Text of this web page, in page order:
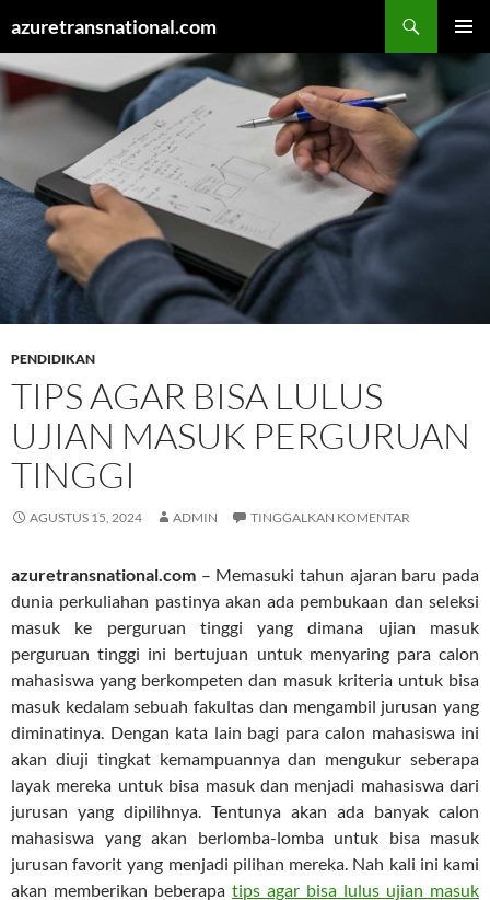
azuretransnational.com
MENU
KE
PENDIDIKAN
TIPS AGAR BISA LULUS
UJIAN MASUK PERGURUAN
TINGGI
AGUSTUS 15, 2024 ADMIN TINGGALKAN KOMENTAR
azuretransnational.com – Memasuki tahun ajaran baru pada
dunia perkuliahan pastinya akan ada pembukaan dan seleksi
masuk ke perguruan tinggi yang dimana ujian masuk
perguruan tinggi ini bertujuan untuk menyaring para calon
mahasiswa yang berkompeten dan masuk kriteria untuk bisa
masuk kedalam sebuah fakultas dan mengambil jurusan yang
diminatinya. Dengan kata lain bagi para calon mahasiswa ini
akan diuji tingkat kemampuannya dan mengukur seberapa
layak mereka untuk bisa masuk dan menjadi mahasiswa dari
jurusan yang dipilihnya. Tentunya akan ada banyak calon
mahasiswa yang akan berlomba-lomba untuk bisa masuk
jurusan favorit yang menjadi pilihan mereka. Nah kali ini kami
akan memberikan beberapa tips agar bisa lulus ujian masuk